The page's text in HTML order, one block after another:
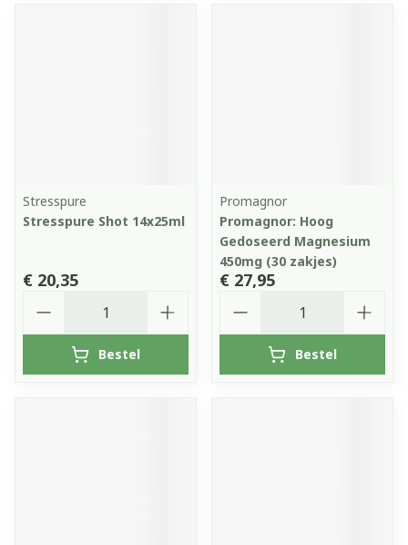
Stresspure
Stresspure Shot 14x25ml
€ 20,35
Bestel
Promagnor
Promagnor: Hoog
Gedoseerd Magnesium
450mg (30 zakjes)
€ 27,95
Bestel